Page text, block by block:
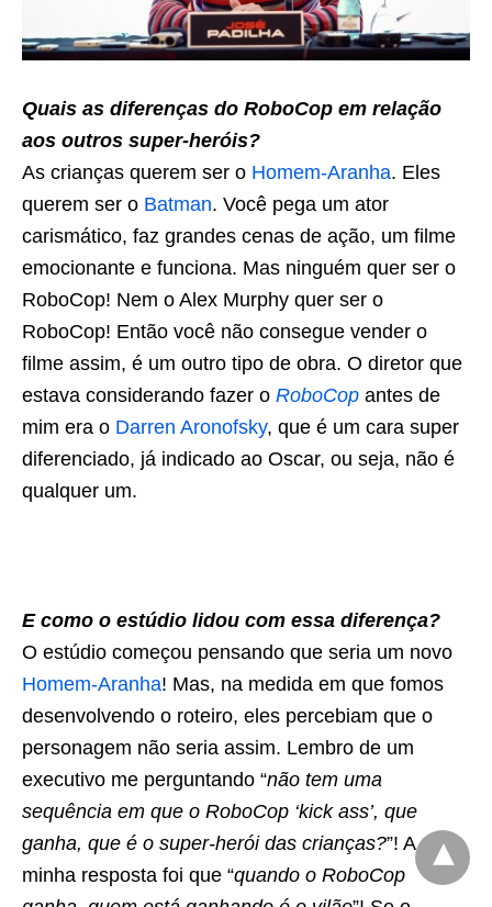
Quais as diferenças do RoboCop em relação
aos outros super-heróis?
As crianças querem ser o Homem-Aranha. Eles
querem ser o Batman. Você pega um ator
carismático, faz grandes cenas de ação, um filme
emocionante e funciona. Mas ninguém quer ser o
RoboCop! Nem o Alex Murphy quer ser o
RoboCop! Então você não consegue vender o
filme assim, é um outro tipo de obra. O diretor que
estava considerando fazer o RoboCop antes de
mim era o Darren Aronofsky, que é um cara super
diferenciado, já indicado ao Oscar, ou seja, não é
qualquer um.
E como o estúdio lidou com essa diferença?
O estúdio começou pensando que seria um novo
Homem-Aranha! Mas, na medida em que fomos
desenvolvendo o roteiro, eles percebiam que o
personagem não seria assim. Lembro de um
executivo me perguntando “não tem uma
sequência em que o RoboCop ‘kick ass’, que
ganha, que é o super-herói das crianças?”! A
minha resposta foi que “quando o RoboCop